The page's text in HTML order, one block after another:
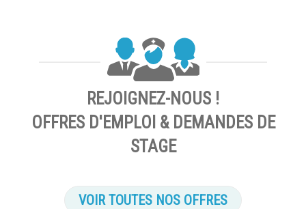
REJOIGNEZ-NOUS !
OFFRES D'EMPLOI & DEMANDES DE
STAGE
VOIR TOUTES NOS OFFRES